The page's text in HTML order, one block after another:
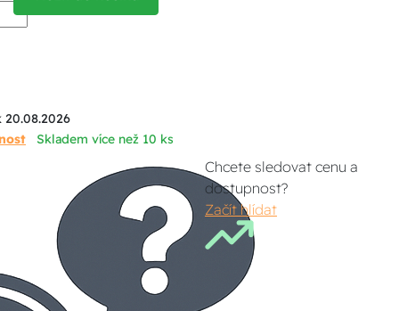
Skladem více než 10 ks
Chcete sledovat cenu a
dostupnost?
Začít hlídat